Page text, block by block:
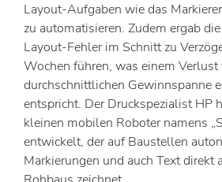
Layout-Aufgaben wie das
zu automatisieren. Zudem ergab
Layout-Fehler im Schnitt zu
Wochen führen, was einem
durchschnittlichen Gewinnspanne
entspricht. Der Druckspezialist HP
kleinen mobilen Roboter namens
entwickelt, der auf Baustellen
Markierungen und auch Text direkt